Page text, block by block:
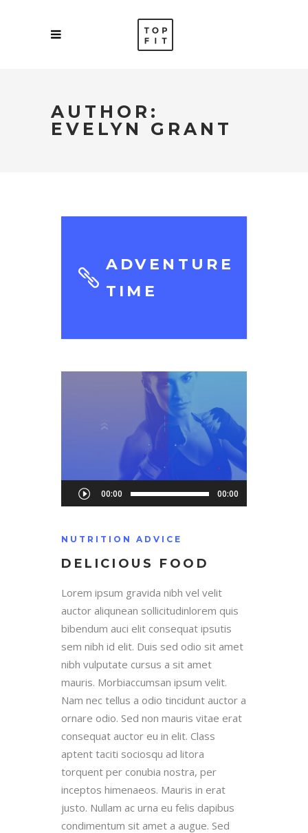
AUTHOR:
EVELYN GRANT
ADVENTURE
TIME
Audio
Player
00:00 00:00
NUTRITION ADVICE
DELICIOUS FOOD
Lorem ipsum gravida nibh vel velit
auctor aliqunean sollicitudinlorem quis
bibendum auci elit consequat ipsutis
sem nibh id elit. Duis sed odio sit amet
nibh vulputate cursus a sit amet
mauris. Morbiaccumsan ipsum velit.
Nam nec tellus a odio tincidunt auctor a
ornare odio. Sed non mauris vitae erat
consequat auctor eu in elit. Class
aptent taciti sociosqu ad litora
torquent per conubia nostra, per
inceptos himenaeos. Mauris in erat
justo. Nullam ac urna eu felis dapibus
condimentum sit amet a augue. Sed